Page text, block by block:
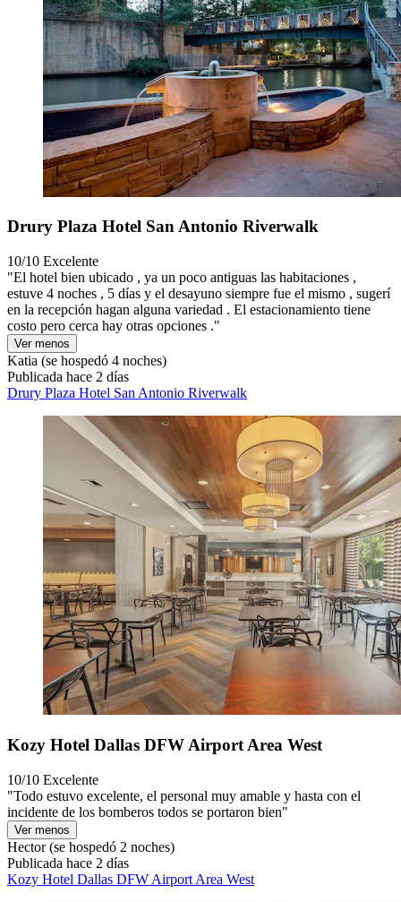
Drury Plaza Hotel San Antonio Riverwalk
10/10 Excelente
"El hotel bien ubicado , ya un poco antiguas las habitaciones ,
estuve 4 noches , 5 días y el desayuno siempre fue el mismo , sugerí
en la recepción hagan alguna variedad . El estacionamiento tiene
costo pero cerca hay otras opciones ."
Ver menos
Katia (se hospedó 4 noches)
Publicada hace 2 días
Drury Plaza Hotel San Antonio Riverwalk
Kozy Hotel Dallas DFW Airport Area West
10/10 Excelente
"Todo estuvo excelente, el personal muy amable y hasta con el
incidente de los bomberos todos se portaron bien"
Ver menos
Hector(se hospedó 2 noches)
Publicada hace 2 días
Kozy Hotel Dallas DFW Airport Area West